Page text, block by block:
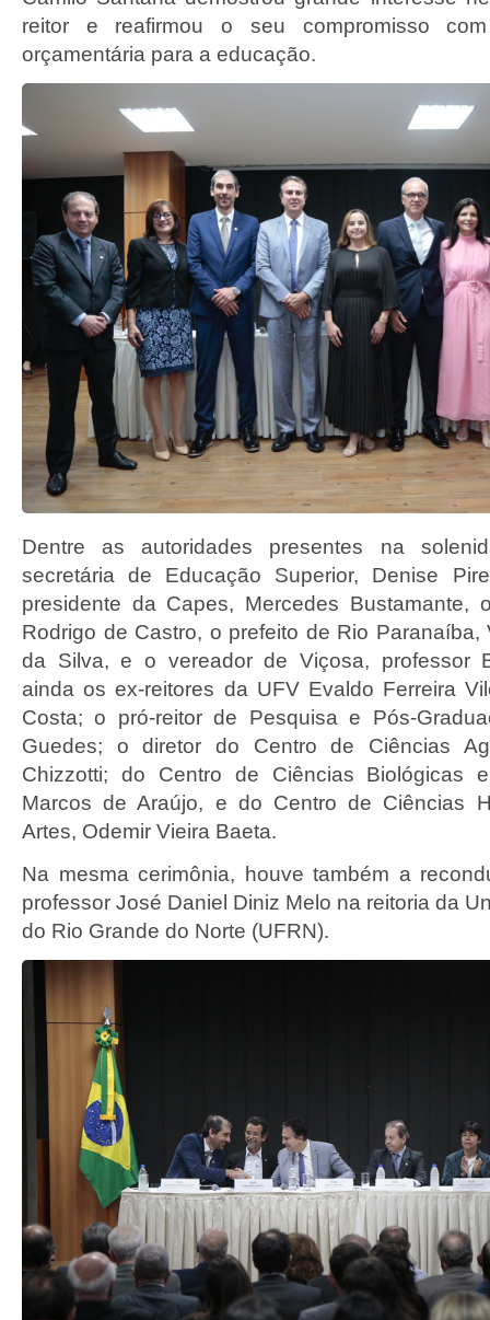
reitor e reafirmou o seu compromisso
orçamentária para a educação.
Dentre as autoridades presentes na
secretária de Educação Superior, Denise
presidente da Capes, Mercedes Bustamante,
Rodrigo de Castro, o prefeito de Rio Paranaíba,
da Silva, e o vereador de Viçosa, professor
ainda os ex-reitores da UFV Evaldo Ferreira
Costa; o pró-reitor de Pesquisa e Pós-
Guedes; o diretor do Centro de Ciências
Chizzotti; do Centro de Ciências Biológicas
Marcos de Araújo, e do Centro de Ciências
Artes, Odemir Vieira Baeta.
Na mesma cerimônia, houve também a
professor José Daniel Diniz Melo na reitoria da
do Rio Grande do Norte (UFRN).